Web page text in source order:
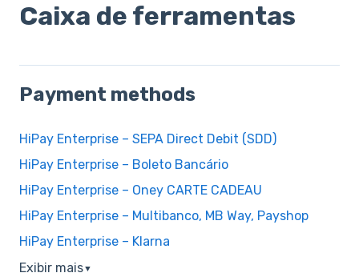
Caixa de ferramentas
Payment methods
HiPay Enterprise – SEPA Direct Debit (SDD)
HiPay Enterprise – Boleto Bancário
HiPay Enterprise – Oney CARTE CADEAU
HiPay Enterprise – Multibanco, MB Way, Payshop
HiPay Enterprise – Klarna
Exibir mais▼